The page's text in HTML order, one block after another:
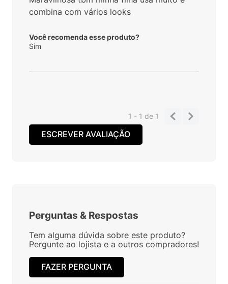
combina com vários looks
Você recomenda esse produto?
Sim
1 - 1de 1
ESCREVER AVALIAÇÃO
Perguntas & Respostas
Tem alguma dúvida sobre este produto?
Pergunte ao lojista e a outros compradores!
FAZER PERGUNTA